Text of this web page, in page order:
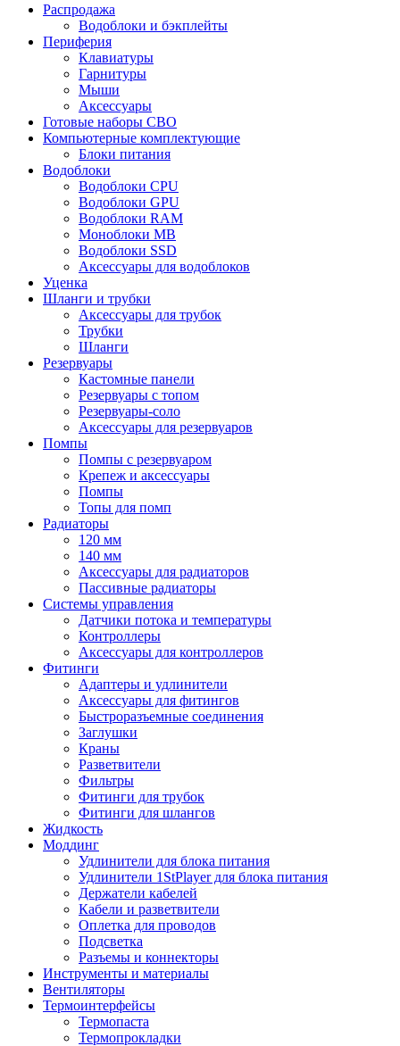
Распродажа
Водоблоки и бэкплейты
Периферия
Клавиатуры
Гарнитуры
Мыши
Аксессуары
Готовые наборы СВО
Компьютерные комплектующие
Блоки питания
Водоблоки
Водоблоки CPU
Водоблоки GPU
Водоблоки RAM
Моноблоки MB
Водоблоки SSD
Аксессуары для водоблоков
Уценка
Шланги и трубки
Аксессуары для трубок
Трубки
Шланги
Резервуары
Кастомные панели
Резервуары с топом
Резервуары-соло
Аксессуары для резервуаров
Помпы
Помпы с резервуаром
Крепеж и аксессуары
Помпы
Топы для помп
Радиаторы
120 мм
140 мм
Аксессуары для радиаторов
Пассивные радиаторы
Системы управления
Датчики потока и температуры
Контроллеры
Аксессуары для контроллеров
Фитинги
Адаптеры и удлинители
Аксессуары для фитингов
Быстроразъемные соединения
Заглушки
Краны
Разветвители
Фильтры
Фитинги для трубок
Фитинги для шлангов
Жидкость
Моддинг
Удлинители для блока питания
Удлинители 1StPlayer для блока питания
Держатели кабелей
Кабели и разветвители
Оплетка для проводов
Подсветка
Разъемы и коннекторы
Инструменты и материалы
Вентиляторы
Термоинтерфейсы
Термопаста
Термопрокладки